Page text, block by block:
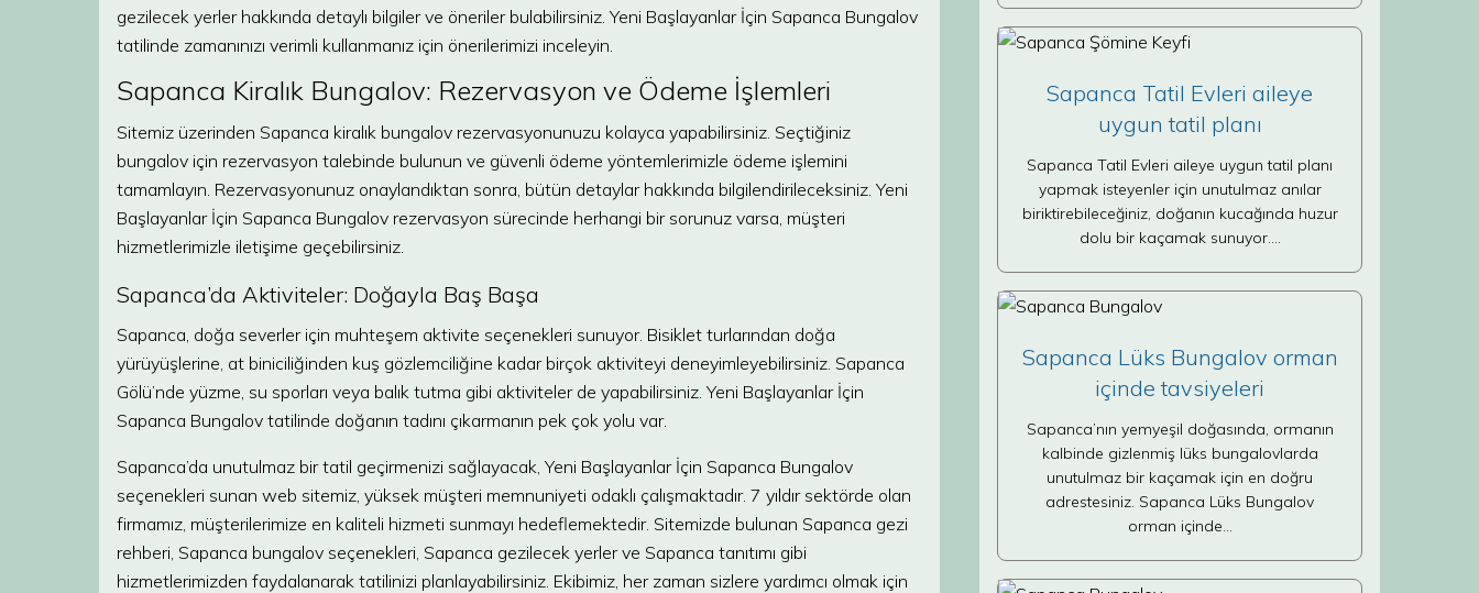
gezilecek yerler hakkında detaylı bilgiler ve öneriler bulabilirsiniz. Yeni Başlayanlar İçin Sapanca Bungalov
tatilinde zamanınızı verimli kullanmanız için önerilerimizi inceleyin.
Sapanca Kiralık Bungalov: Rezervasyon ve Ödeme İşlemleri
Sitemiz üzerinden Sapanca kiralık bungalov rezervasyonunuzu kolayca yapabilirsiniz. Seçtiğiniz
bungalov için rezervasyon talebinde bulunun ve güvenli ödeme yöntemlerimizle ödeme işlemini
tamamlayın. Rezervasyonunuz onaylandıktan sonra, bütün detaylar hakkında bilgilendirileceksiniz. Yeni
Başlayanlar İçin Sapanca Bungalov rezervasyon sürecinde herhangi bir sorunuz varsa, müşteri
hizmetlerimizle iletişime geçebilirsiniz.
Sapanca’da Aktiviteler: Doğayla Baş Başa
Sapanca, doğa severler için muhteşem aktivite seçenekleri sunuyor. Bisiklet turlarından doğa
yürüyüşlerine, at biniciliğinden kuş gözlemciliğine kadar birçok aktiviteyi deneyimleyebilirsiniz. Sapanca
Gölü’nde yüzme, su sporları veya balık tutma gibi aktiviteler de yapabilirsiniz. Yeni Başlayanlar İçin
Sapanca Bungalov tatilinde doğanın tadını çıkarmanın pek çok yolu var.
Sapanca’da unutulmaz bir tatil geçirmenizi sağlayacak, Yeni Başlayanlar İçin Sapanca Bungalov
seçenekleri sunan web sitemiz, yüksek müşteri memnuniyeti odaklı çalışmaktadır. 7 yıldır sektörde olan
firmamız, müşterilerimize en kaliteli hizmeti sunmayı hedeflemektedir. Sitemizde bulunan Sapanca gezi
rehberi, Sapanca bungalov seçenekleri, Sapanca gezilecek yerler ve Sapanca tanıtımı gibi
hizmetlerimizden faydalanarak tatilinizi planlayabilirsiniz. Ekibimiz, her zaman sizlere yardımcı olmak için
Sapanca Tatil Evleri aileye
uygun tatil planı
Sapanca Tatil Evleri aileye uygun tatil planı
yapmak isteyenler için unutulmaz anılar
biriktirebileceğiniz, doğanın kucağında huzur
dolu bir kaçamak sunuyor.…
Sapanca Lüks Bungalov orman
içinde tavsiyeleri
Sapanca’nın yemyeşil doğasında, ormanın
kalbinde gizlenmiş lüks bungalovlarda
unutulmaz bir kaçamak için en doğru
adrestesiniz. Sapanca Lüks Bungalov
orman içinde…